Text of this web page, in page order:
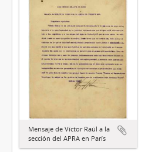
Mensaje de Víctor Raúl a la
sección del APRA en París